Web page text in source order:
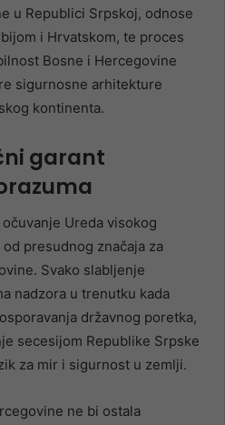
u Republici Srpskoj, odnose
i Hrvatskom, te proces
Bosne i Hercegovine
sigurnosne arhitekture
kontinenta.
garant
Ureda visokog
presudnog značaja za
Svako slabljenje
nadzora u trenutku kada
državnog poretka,
secesijom Republike Srpske
za mir i sigurnost u zemlji.
ne bi ostala